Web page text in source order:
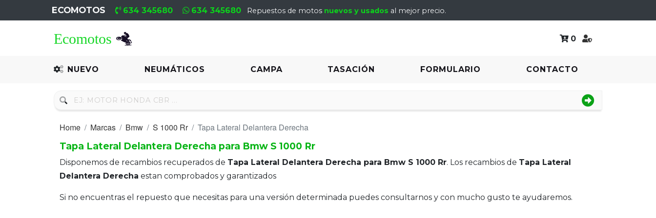
ECOMOTOS 634 345680 634 345680 Repuestos de motos nuevos y usados al mejor precio.
0
NUEVO NEUMÁTICOS CAMPA TASACIÓN FORMULARIO CONTACTO
Recambio
Neumáticos
Motores
Home Marcas Bmw S 1000 Rr
Tapa Lateral Delantera Derecha
Tapa Lateral Delantera Derecha para Bmw S 1000 Rr
Disponemos de recambios recuperados de Tapa Lateral Delantera Derecha para Bmw S 1000 Rr. Los recambios de Tapa Lateral
Delantera Derecha estan comprobados y garantizados
Si no encuentras el repuesto que necesitas para una versión determinada puedes consultarnos y con mucho gusto te ayudaremos.